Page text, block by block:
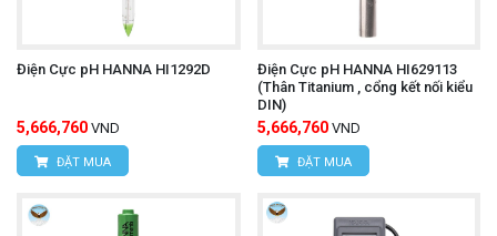
Điện Cực pH HANNA HI1292D
5,666,760 VND
ĐẶT MUA
Điện Cực pH HANNA HI629113
(Thân Titanium , cổng kết nối kiểu
DIN)
5,666,760 VND
ĐẶT MUA